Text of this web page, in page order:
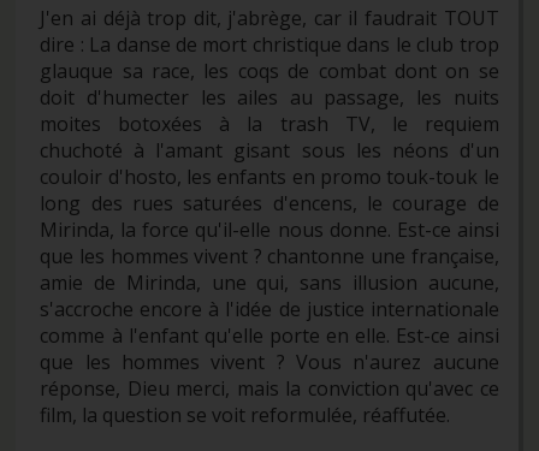
J'en ai déjà trop dit, j'abrège, car il faudrait TOUT
dire : La danse de mort christique dans le club trop
glauque sa race, les coqs de combat dont on se
doit d'humecter les ailes au passage, les nuits
moites botoxées à la trash TV, le requiem
chuchoté à l'amant gisant sous les néons d'un
couloir d'hosto, les enfants en promo touk-touk le
long des rues saturées d'encens, le courage de
Mirinda, la force qu'il-elle nous donne. Est-ce ainsi
que les hommes vivent ? chantonne une française,
amie de Mirinda, une qui, sans illusion aucune,
s'accroche encore à l'idée de justice internationale
comme à l'enfant qu'elle porte en elle. Est-ce ainsi
que les hommes vivent ? Vous n'aurez aucune
réponse, Dieu merci, mais la conviction qu'avec ce
film, la question se voit reformulée, réaffutée.